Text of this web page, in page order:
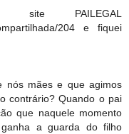
PAILEGAL
204 e fiquei
nós mães e que agimos
contrário? Quando o pai
que naquele momento
a guarda do filho